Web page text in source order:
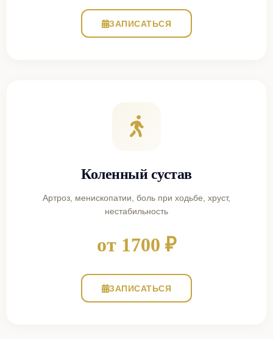
ЗАПИСАТЬСЯ
Коленный сустав
Артроз, менископатии, боль при ходьбе, хруст,
нестабильность
от 1700 ₽
ЗАПИСАТЬСЯ